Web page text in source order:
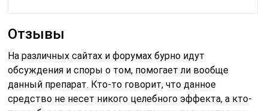
Отзывы
На различных сайтах и форумах бурно идут
обсуждения и споры о том, помогает ли вообще
данный препарат. Кто-то говорит, что данное
средство не несет никого целебного эффекта, а кто-